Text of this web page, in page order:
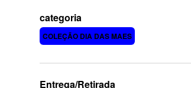
categoria
COLEÇÃO DIA DAS MAES
Entrega/Retirada